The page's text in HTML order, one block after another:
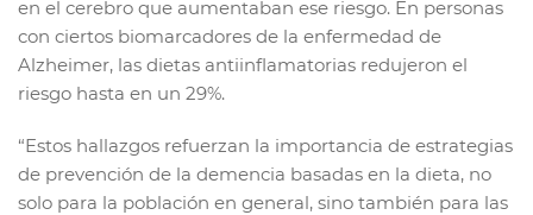
en el cerebro que aumentaban ese riesgo. En personas
con ciertos biomarcadores de la enfermedad de
Alzheimer, las dietas antiinflamatorias redujeron el
riesgo hasta en un 29%.
“Estos hallazgos refuerzan la importancia de estrategias
de prevención de la demencia basadas en la dieta, no
solo para la población en general, sino también para las